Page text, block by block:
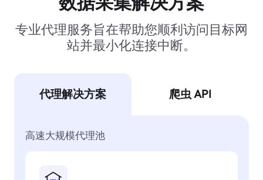
专业代理服务旨在帮助您顺利访问目标网
站并最小化连接中断。
代理解决方案 爬虫 API
高速大规模代理池